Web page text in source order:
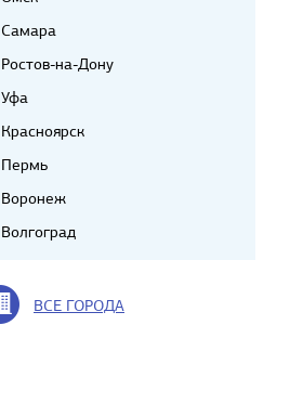
Самара
Ростов-на-Дону
Уфа
Красноярск
Пермь
Воронеж
Волгоград
ВСЕ ГОРОДА